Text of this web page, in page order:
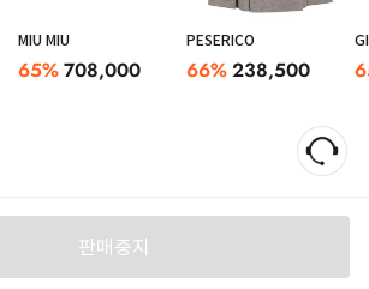
MIU MIU
65%708,000
PESERICO
66%238,500
판매중지